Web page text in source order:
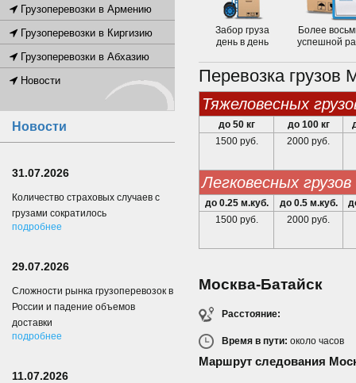
Забор груза
день в день
Более
успешной
Перевозка грузов
тяжеловесных
до 50 кг до 100 кг
1500 руб.
2000 руб.
легковесных грузов
до 0.25 м.куб. до 0.5 м.куб.
1500 руб.
2000 руб.
Москва-Батайск
Расстояние:
Время в пути: около часов
Маршрут следования
Грузоперевозки в Армению
Грузоперевозки в Киргизию
Грузоперевозки в Абхазию
Новости
Новости
31.07.2026
Количество страховых случаев с
грузами сократилось
подробнее
29.07.2026
Сложности рынка грузоперевозок в
России и падение объемов
доставки
подробнее
11.07.2026